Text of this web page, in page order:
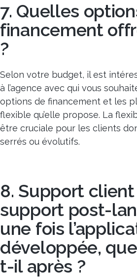
7. Quelles
financement
?
Selon votre budget, il est
à l’agence avec qui vous
options de financement et les
flexible qu’elle propose. La
être cruciale pour les clients
serrés ou évolutifs.
8. Support
support post-
une fois
développée,
t-il après ?